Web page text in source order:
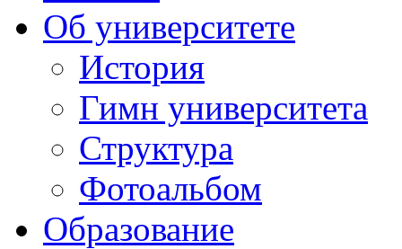
Об университете
История
Гимн университета
Структура
Фотоальбом
Образование